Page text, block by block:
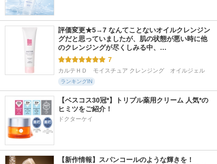
評価変更★5→7 なんてことないオイルクレンジン
グだと思っていましたが、肌の状態が悪い時に他
のクレンジングが尽くしみる中、…
7
カルテＨＤ　モイスチュア クレンジング　オイルジェル
ランキングIN
【ベスコス30冠*】トリプル薬用クリーム 人気*の
ヒミツをご紹介！
ドクターケイ
【新作情報】スパンコールのような輝きを！